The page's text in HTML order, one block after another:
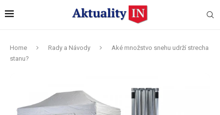
Home Rady a Návody
Aké množstvo snehu udrží strecha
stanu?